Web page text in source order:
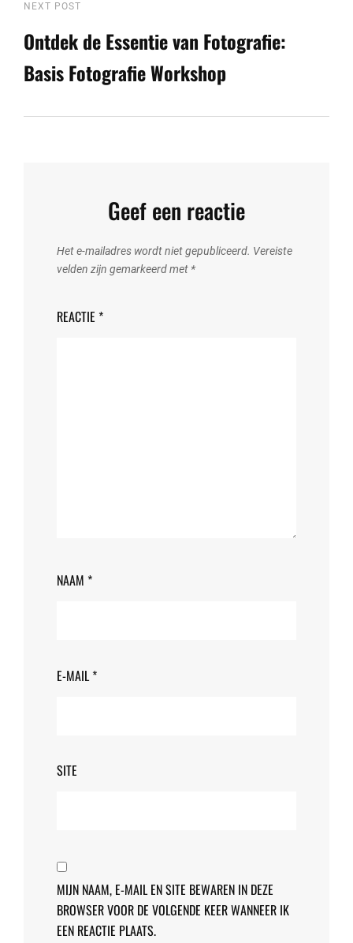
Next
Post
NEXT POST
Ontdek de Essentie van Fotografie:
Basis Fotografie Workshop
Geef een reactie
Het e-mailadres wordt niet gepubliceerd. Vereiste
velden zijn gemarkeerd met *
REACTIE *
NAAM *
E-MAIL *
SITE
MIJN NAAM, E-MAIL EN SITE BEWAREN IN DEZE
BROWSER VOOR DE VOLGENDE KEER WANNEER IK
EEN REACTIE PLAATS.